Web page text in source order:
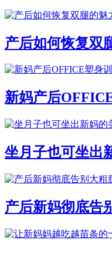
产后如何恢复双
新妈产后
坐月子也可坐出
产后新妈彻底告